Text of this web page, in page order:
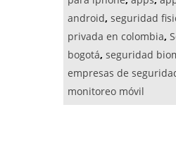
android, seguridad
privada en colombia,
bogotá, seguridad
empresas de
monitoreo móvil